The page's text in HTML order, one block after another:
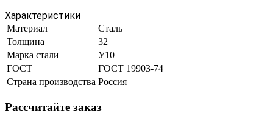
Характеристики
Материал
Сталь
Толщина
32
Марка стали
У10
ГОСТ
ГОСТ 19903-74
Страна производства Россия
Рассчитайте заказ